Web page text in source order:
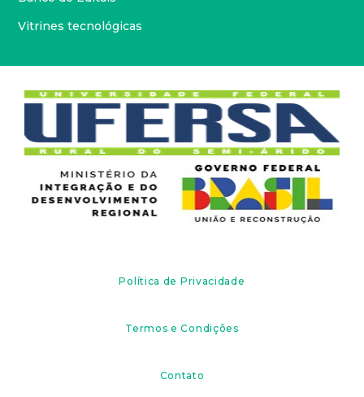
Vitrines tecnológicas
Política de Privacidade
Termos e Condições
Contato